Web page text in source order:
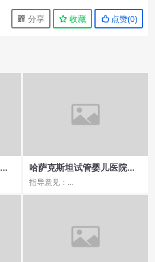
分享 收藏 点赞(0)
哈萨克斯坦试管婴儿医院收
费合理吗
指导意见：...